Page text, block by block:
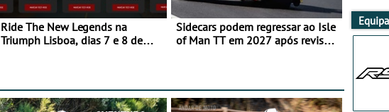
Ride The New Legends na
Triumph Lisboa, dias 7 e 8 de
Sidecars podem regressar ao Isle
of Man TT em 2027 após revisão